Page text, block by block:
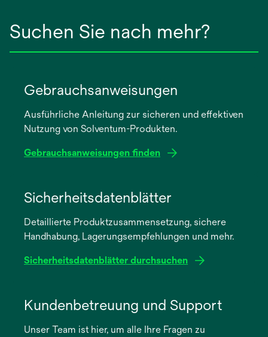
Suchen Sie nach mehr?
Gebrauchsanweisungen
Ausführliche Anleitung zur sicheren und effektiven
Nutzung von Solventum-Produkten.
Gebrauchsanweisungen finden
neuen
Registerkarte
Sicherheitsdatenblätter
Detaillierte Produktzusammensetzung, sichere
Handhabung, Lagerungsempfehlungen und mehr.
Sicherheitsdatenblätter durchsuchen
neuen
Kundenbetreuung und Support
Unser Team ist hier, um alle Ihre Fragen zu